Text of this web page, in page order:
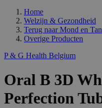
Home
Welzijn & Gezondheid
Terug naar Mond en
Overige Producten
P & G Health Belgium
Oral B 3D
Perfection